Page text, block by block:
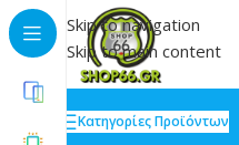
Skip to navigation
Skip to main content
Κατηγορίες Προϊόντων